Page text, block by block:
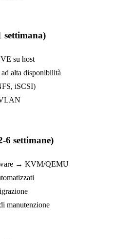
settimana)
su host
alta disponibilità
iSCSI)
6 settimane)
→ KVM/QEMU
manutenzione